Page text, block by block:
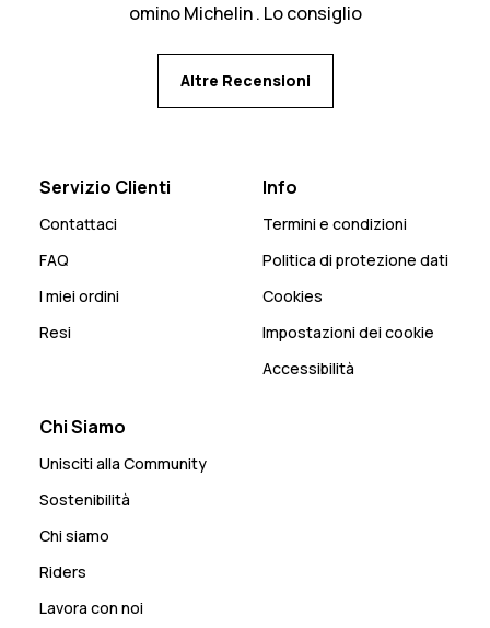
omino Michelin . Lo consiglio
Altre Recensioni
Servizio Clienti
Contattaci
FAQ
I miei ordini
Resi
Info
Termini e condizioni
Politica di protezione dati
Cookies
Impostazioni dei cookie
Accessibilità
Chi Siamo
Unisciti alla Community
Sostenibilità
Chi siamo
Riders
Lavora con noi